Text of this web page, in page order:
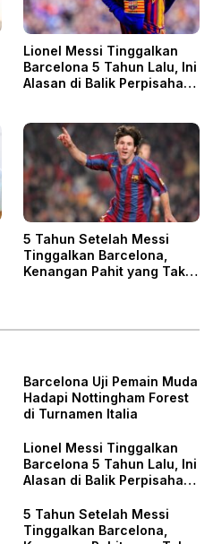
Lionel Messi Tinggalkan
Barcelona 5 Tahun Lalu, Ini
Alasan di Balik Perpisahan
5 Tahun Setelah Messi
Tinggalkan Barcelona,
Kenangan Pahit yang Tak
Barcelona Uji Pemain Muda
Hadapi Nottingham Forest
di Turnamen Italia
Lionel Messi Tinggalkan
Barcelona 5 Tahun Lalu, Ini
Alasan di Balik Perpisahan
5 Tahun Setelah Messi
Tinggalkan Barcelona,